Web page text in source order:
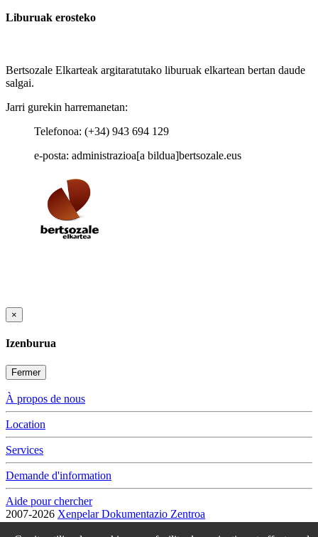
Liburuak erosteko
Bertsozale Elkarteak argitaratutako liburuak elkartean bertan daude
salgai.
Jarri gurekin harremanetan:
Telefonoa: (+34) 943 694 129
e-posta: administrazioa[a bildua]bertsozale.eus
×
Izenburua
Fermer
À propos de nous
Location
Services
Demande d'information
Aide pour chercher
2007-2026 Xenpelar Dokumentazio Zentroa